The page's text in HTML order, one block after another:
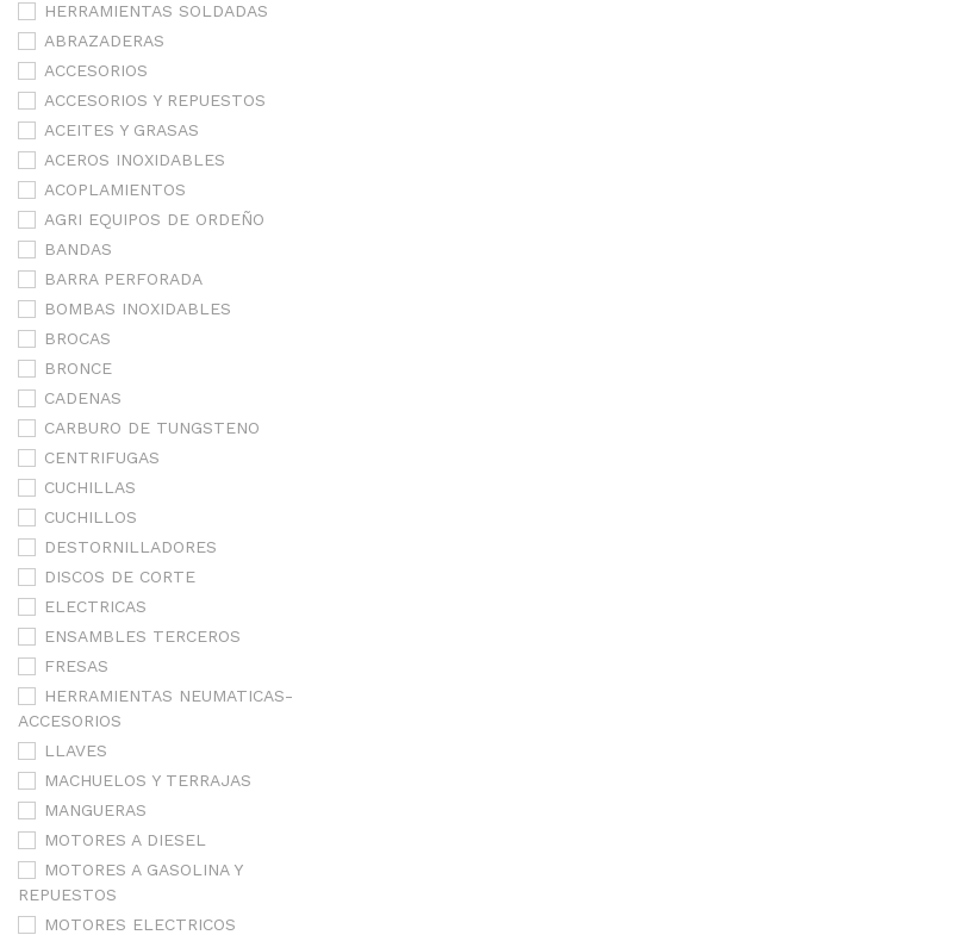
HERRAMIENTAS SOLDADAS
ABRAZADERAS
ACCESORIOS
ACCESORIOS Y REPUESTOS
ACEITES Y GRASAS
ACEROS INOXIDABLES
ACOPLAMIENTOS
AGRI EQUIPOS DE ORDEÑO
BANDAS
BARRA PERFORADA
BOMBAS INOXIDABLES
BROCAS
BRONCE
CADENAS
CARBURO DE TUNGSTENO
CENTRIFUGAS
CUCHILLAS
CUCHILLOS
DESTORNILLADORES
DISCOS DE CORTE
ELECTRICAS
ENSAMBLES TERCEROS
FRESAS
HERRAMIENTAS NEUMATICAS-
ACCESORIOS
LLAVES
MACHUELOS Y TERRAJAS
MANGUERAS
MOTORES A DIESEL
MOTORES A GASOLINA Y
REPUESTOS
MOTORES ELECTRICOS